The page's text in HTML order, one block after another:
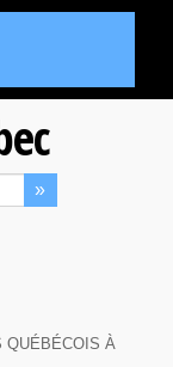
QUÉBÉCOIS À